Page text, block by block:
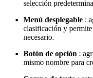
selección
Menú desplegable :
clasificación y
necesario.
Botón de opción :
mismo nombre para